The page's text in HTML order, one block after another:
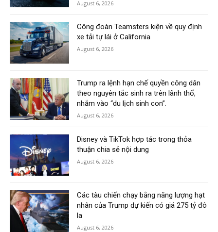
August 6, 2026
Công đoàn Teamsters kiện về quy định
xe tải tự lái ở California
August 6, 2026
Trump ra lệnh hạn chế quyền công dân
theo nguyên tắc sinh ra trên lãnh thổ,
nhắm vào “du lịch sinh con”.
August 6, 2026
Disney và TikTok hợp tác trong thỏa
thuận chia sẻ nội dung
August 6, 2026
Các tàu chiến chạy bằng năng lượng hạt
nhân của Trump dự kiến có giá 275 tỷ đô
la
August 6, 2026